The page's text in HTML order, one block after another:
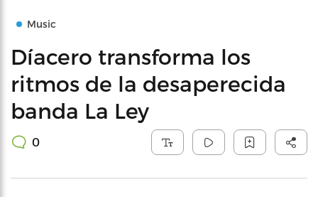
Music
Díacero transforma los
ritmos de la desaperecida
banda La Ley
0